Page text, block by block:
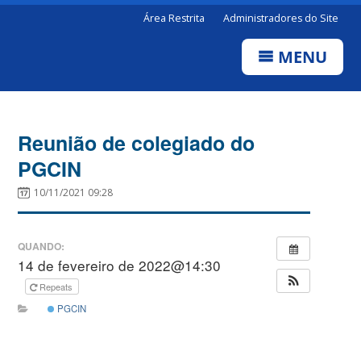
Área Restrita Administradores do Site
MENU
Reunião de colegiado do
PGCIN
10/11/2021 09:28
QUANDO:
14 de fevereiro de 2022@14:30
Repeats
PGCIN